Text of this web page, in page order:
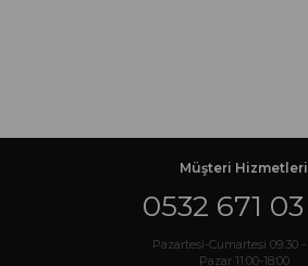
Müşteri Hizmetleri
0532 671
Pazartesi-Cumartesi 09:30 -
Pazar 11:00-18:00